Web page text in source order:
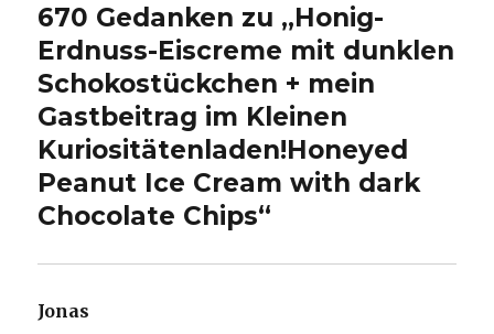
670 Gedanken zu „Honig-
Erdnuss-Eiscreme mit dunklen
Schokostückchen + mein
Gastbeitrag im Kleinen
Kuriositätenladen!Honeyed
Peanut Ice Cream with dark
Chocolate Chips“
Jonas